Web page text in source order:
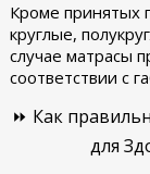
Кроме принятых
круглые,
случае матрасы
соответствии с
⏩ Как
для